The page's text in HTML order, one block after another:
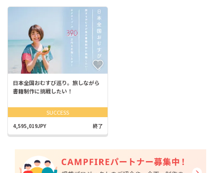
日本全国おむすび巡り。旅しながら
書籍制作に挑戦したい！
SUCCESS
4,595,019JPY 終了